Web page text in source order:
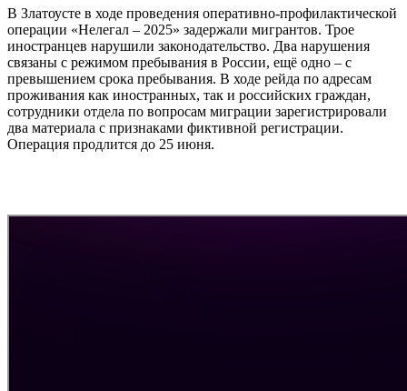
В Златоусте в ходе проведения оперативно-профилактической
операции «Нелегал – 2025» задержали мигрантов. Трое
иностранцев нарушили законодательство. Два нарушения
связаны с режимом пребывания в России, ещё одно – с
превышением срока пребывания. В ходе рейда по адресам
проживания как иностранных, так и российских граждан,
сотрудники отдела по вопросам миграции зарегистрировали
два материала с признаками фиктивной регистрации.
Операция продлится до 25 июня.